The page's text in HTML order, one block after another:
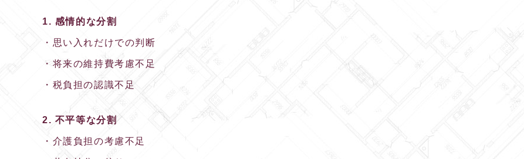
1. 感情的な分割
・思い入れだけでの判断
・将来の維持費考慮不足
・税負担の認識不足
2. 不平等な分割
・介護負担の考慮不足